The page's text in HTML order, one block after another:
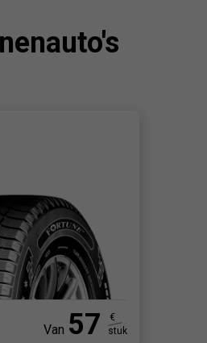
Van 57
€
stuk